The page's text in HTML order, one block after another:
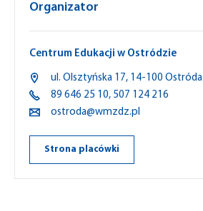
Organizator
Centrum Edukacji w Ostródzie
ul. Olsztyńska 17, 14-100 Ostróda
89 646 25 10, 507 124 216
ostroda@wmzdz.pl
Strona placówki